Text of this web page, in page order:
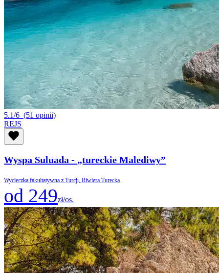
5.1/6 (51 opinii)
REJS
Wyspa Suluada - „tureckie Malediwy”
Wycieczka fakultatywna z Turcji, Riwiera Turecka
od 249zł/os.